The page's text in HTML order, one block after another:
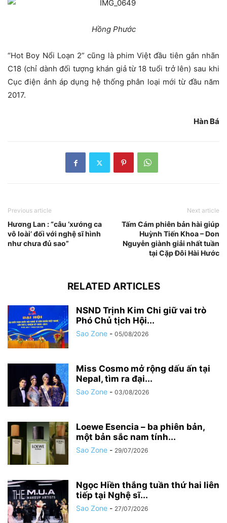
Hồng Phước
“Hot Boy Nổi Loạn 2” cũng là phim Việt đầu tiên gắn nhãn
C18 (chỉ dành đối tượng khán giả từ 18 tuổi trở lên) sau khi
Cục điện ảnh áp dụng hệ thống phân loại mới từ đầu năm
2017.
Hàn Bá
Previous article
Hương Lan : “câu ‘xướng ca
vô loài’ đối với nghệ sĩ hình
như chưa đủ sao”
Next article
Tấm Cám phiên bản hài giúp
Huỳnh Tiến Khoa – Don
Nguyễn giành giải nhất tuần
tại Cặp Đôi Hài Hước
RELATED ARTICLES
NSND Trịnh Kim Chi giữ vai trò
Phó Chủ tịch Hội...
Sao Zone - 05/08/2026
Miss Cosmo mở rộng dấu ấn tại
Nepal, tìm ra đại...
Sao Zone - 03/08/2026
Loewe Esencia – ba phiên bản,
một bản sắc nam tính...
Sao Zone - 29/07/2026
Ngọc Hiền thắng tuần thứ hai liên
tiếp tại Nghệ sĩ...
Sao Zone - 27/07/2026